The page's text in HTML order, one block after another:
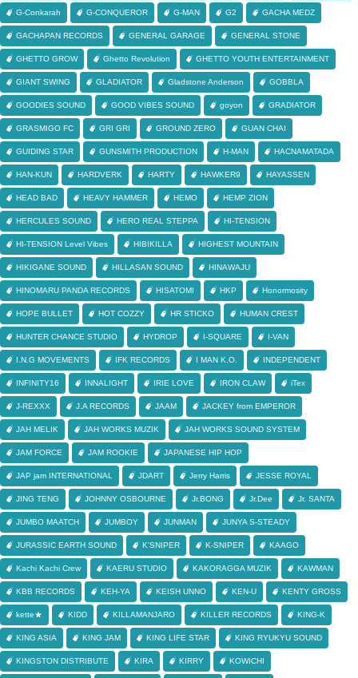
G-Conkarah G-CONQUEROR G-MAN G2 GACHA MEDZ
GACHAPAN RECORDS GENERAL GARAGE GENERAL STONE
GHETTO GROW Ghetto Revolution GHETTO YOUTH ENTERTAINMENT
GIANT SWING GLADIATOR Gladstone Anderson GOBBLA
GOODIES SOUND GOOD VIBES SOUND goyon GRADIATOR
GRASMIGO FC GRI GRI GROUND ZERO GUAN CHAI
GUIDING STAR GUNSMITH PRODUCTION H-MAN HACNAMATADA
HAN-KUN HARDVERK HARTY HAWKER9 HAYASSEN
HEAD BAD HEAVY HAMMER HEMO HEMP ZION
HERCULES SOUND HERO REAL STEPPA HI-TENSION
HI-TENSION Level Vibes HIBIKILLA HIGHEST MOUNTAIN
HIKIGANE SOUND HILLASAN SOUND HINAWAJU
HINOMARU PANDA RECORDS HISATOMI HKP Honormosity
HOPE BULLET HOT COZZY HR STICKO HUMAN CREST
HUNTER CHANCE STUDIO HYDROP I-SQUARE I-VAN
I.N.G MOVEMENTS IFK RECORDS I MAN K.O. INDEPENDENT
INFINITY16 INNALIGHT IRIE LOVE IRON CLAW iTex
J-REXXX J.A RECORDS JAAM JACKEY from EMPEROR
JAH MELIK JAH WORKS MUZIK JAH WORKS SOUND SYSTEM
JAM FORCE JAM ROOKIE JAPANESE HIP HOP
JAP jam INTERNATIONAL JDART Jerry Harris JESSE ROYAL
JING TENG JOHNNY OSBOURNE Jr.BONG Jr.Dee Jr. SANTA
JUMBO MAATCH JUMBOY JUNMAN JUNYA S-STEADY
JURASSIC EARTH SOUND K'SNIPER K-SNIPER KAAGO
Kachi Kachi Crew KAERU STUDIO KAKORAGGA MUZIK KAWMAN
KBB RECORDS KEH-YA KEISH UNNO KEN-U KENTY GROSS
kette★ KIDD KILLAMANJARO KILLER RECORDS KING-K
KING ASIA KING JAM KING LIFE STAR KING RYUKYU SOUND
KINGSTON DISTRIBUTE KIRA KIRRY KOWICHI